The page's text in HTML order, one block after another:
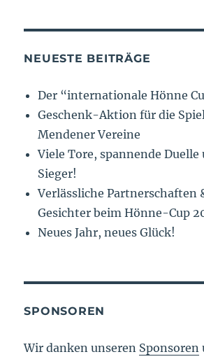
NEUESTE BEITRÄGE
Der “internationale Hönne
Geschenk-Aktion für die
Mendener Vereine
Viele Tore, spannende
Sieger!
Verlässliche Partnerschaften
Gesichter beim Hönne-Cup
Neues Jahr, neues Glück!
SPONSOREN
Wir danken unseren Sponsoren